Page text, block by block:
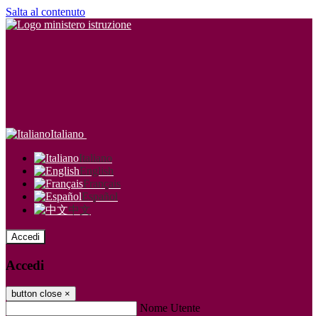
Salta al contenuto
Italiano
Italiano
English
Français
Español
中文
Accedi
Accedi
button close ×
Nome Utente